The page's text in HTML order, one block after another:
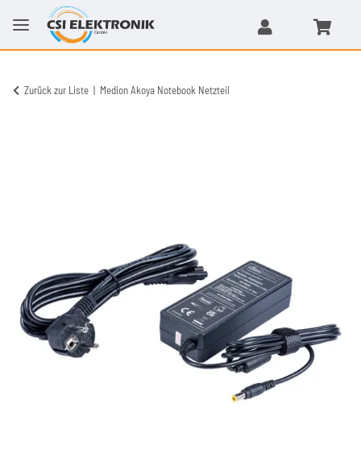
Zurück zur Liste Medion Akoya Notebook Netzteil